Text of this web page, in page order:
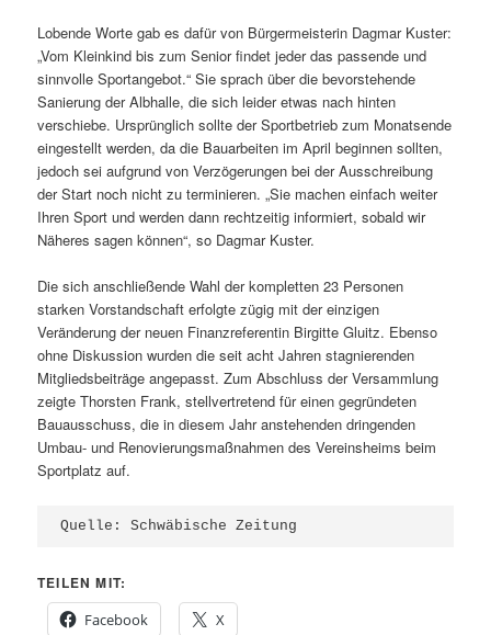
Lobende Worte gab es dafür von Bürgermeisterin Dagmar Kuster:
„Vom Kleinkind bis zum Senior findet jeder das passende und
sinnvolle Sportangebot.“ Sie sprach über die bevorstehende
Sanierung der Albhalle, die sich leider etwas nach hinten
verschiebe. Ursprünglich sollte der Sportbetrieb zum Monatsende
eingestellt werden, da die Bauarbeiten im April beginnen sollten,
jedoch sei aufgrund von Verzögerungen bei der Ausschreibung
der Start noch nicht zu terminieren. „Sie machen einfach weiter
Ihren Sport und werden dann rechtzeitig informiert, sobald wir
Näheres sagen können“, so Dagmar Kuster.
Die sich anschließende Wahl der kompletten 23 Personen
starken Vorstandschaft erfolgte zügig mit der einzigen
Veränderung der neuen Finanzreferentin Birgitte Gluitz. Ebenso
ohne Diskussion wurden die seit acht Jahren stagnierenden
Mitgliedsbeiträge angepasst. Zum Abschluss der Versammlung
zeigte Thorsten Frank, stellvertretend für einen gegründeten
Bauausschuss, die in diesem Jahr anstehenden dringenden
Umbau- und Renovierungsmaßnahmen des Vereinsheims beim
Sportplatz auf.
Quelle: Schwäbische Zeitung
TEILEN MIT:
Facebook
X